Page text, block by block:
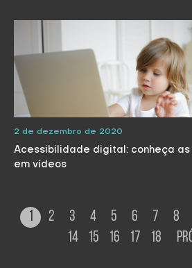
2 de dezembro de 2020
Acessibilidade digital: conheça
em vídeos
1 2 3 4 5 6 7 8
14
15 16 17 18